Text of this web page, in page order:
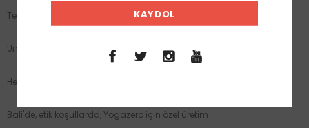
Tek beden
Unisex
Hem pantolon etek hem de elbise, pratik kullanım
Bali'de, etik koşullarda, Yogazero için özel üretim